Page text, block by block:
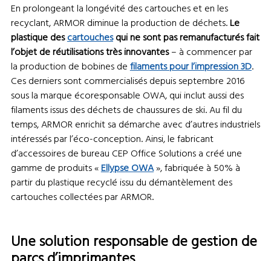
En prolongeant la longévité des cartouches et en les
recyclant, ARMOR diminue la production de déchets.Le
plastique descartouchesqui ne sont pas remanufacturés fait
l’objet de réutilisations très innovantes– à commencer par
la production de bobines defilaments pour l’impression 3D.
Ces derniers sont commercialisés depuis septembre 2016
sous la marque écoresponsable OWA, qui inclut aussi des
filaments issus des déchets de chaussures de ski. Au fil du
temps, ARMOR enrichit sa démarche avec d’autres industriels
intéressés par l’éco-conception. Ainsi, le fabricant
d’accessoires de bureau CEP Office Solutions a créé une
gamme de produits «Ellypse OWA», fabriquée à 50% à
partir du plastique recyclé issu du démantèlement des
cartouches collectées par ARMOR.
Une solution responsable de gestion de